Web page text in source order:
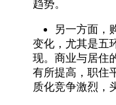
趋势。
另一方面，
变化，尤其是五
现。商业与居住
有所提高，职住
质化竞争激烈，